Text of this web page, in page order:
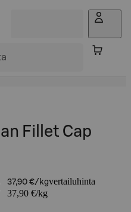
Fillet Cap
37,90 €/kgvertailuhinta
37,90 €/kg